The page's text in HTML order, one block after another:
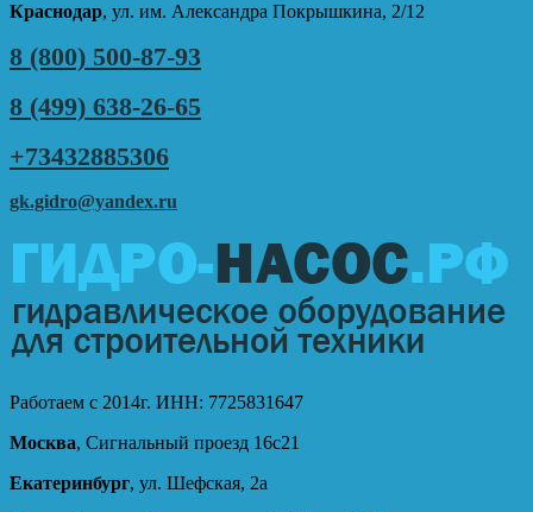
Краснодар, ул. им. Александра Покрышкина, 2/12
8 (800) 500-87-93
8 (499) 638-26-65
+73432885306
gk.gidro@yandex.ru
Работаем с 2014г. ИНН: 7725831647
Москва, Сигнальный проезд 16с21
Екатеринбург, ул. Шефская, 2а